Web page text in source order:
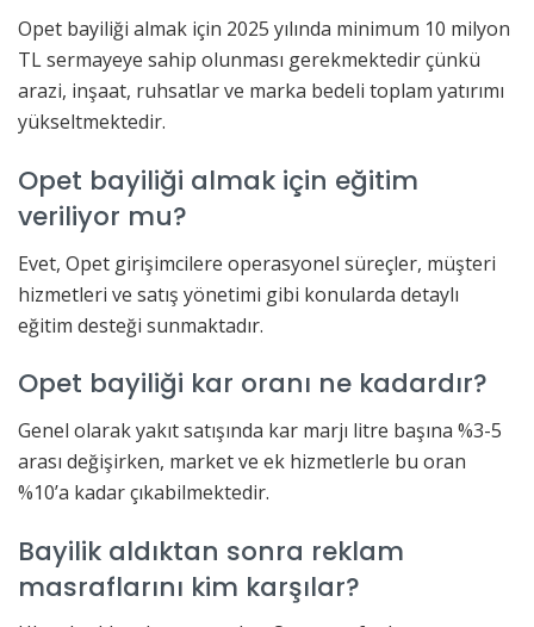
Opet bayiliği almak için 2025 yılında minimum 10 milyon
TL sermayeye sahip olunması gerekmektedir çünkü
arazi, inşaat, ruhsatlar ve marka bedeli toplam yatırımı
yükseltmektedir.
Opet bayiliği almak için eğitim
veriliyor mu?
Evet, Opet girişimcilere operasyonel süreçler, müşteri
hizmetleri ve satış yönetimi gibi konularda detaylı
eğitim desteği sunmaktadır.
Opet bayiliği kar oranı ne kadardır?
Genel olarak yakıt satışında kar marjı litre başına %3-5
arası değişirken, market ve ek hizmetlerle bu oran
%10’a kadar çıkabilmektedir.
Bayilik aldıktan sonra reklam
masraflarını kim karşılar?